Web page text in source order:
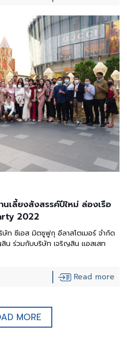
นเลี้ยงสังสรรค์ปีใหม่ ล่องเรือ
2022
ท ซีเอส มิตซูฟูกุ อีลาสโตเมอร์ จำกัด
สิน ร่วมกับบริษัท เจริญสิน แอสเสท
Read more
MORE